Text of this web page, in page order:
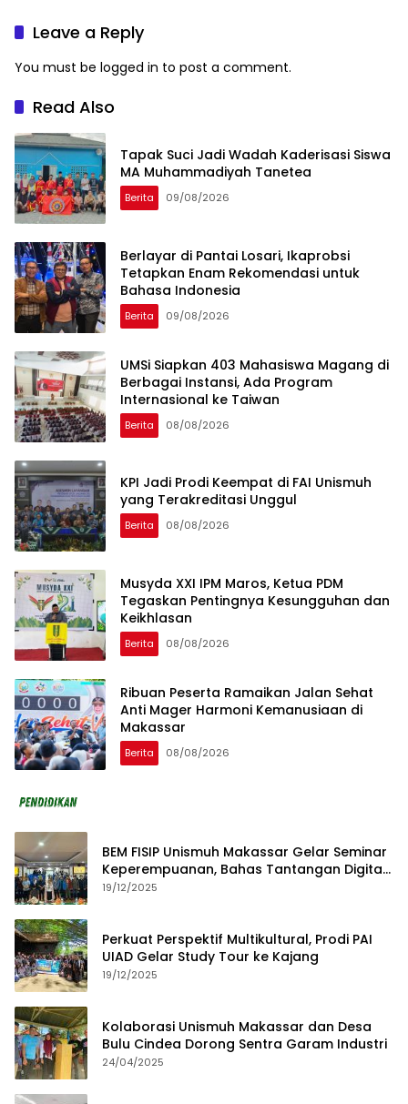
Leave a Reply
You must be logged in to post a comment.
Read Also
Tapak Suci Jadi Wadah Kaderisasi Siswa
MA Muhammadiyah Tanetea
Berita 09/08/2026
Berlayar di Pantai Losari, Ikaprobsi
Tetapkan Enam Rekomendasi untuk
Bahasa Indonesia
Berita 09/08/2026
UMSi Siapkan 403 Mahasiswa Magang di
Berbagai Instansi, Ada Program
Internasional ke Taiwan
Berita 08/08/2026
KPI Jadi Prodi Keempat di FAI Unismuh
yang Terakreditasi Unggul
Berita 08/08/2026
Musyda XXI IPM Maros, Ketua PDM
Tegaskan Pentingnya Kesungguhan dan
Keikhlasan
Berita 08/08/2026
Ribuan Peserta Ramaikan Jalan Sehat
Anti Mager Harmoni Kemanusiaan di
Makassar
Berita 08/08/2026
BEM FISIP Unismuh Makassar Gelar Seminar
Keperempuanan, Bahas Tantangan Digital
dan Budaya Lokal
19/12/2025
Perkuat Perspektif Multikultural, Prodi PAI
UIAD Gelar Study Tour ke Kajang
19/12/2025
Kolaborasi Unismuh Makassar dan Desa
Bulu Cindea Dorong Sentra Garam Industri
24/04/2025